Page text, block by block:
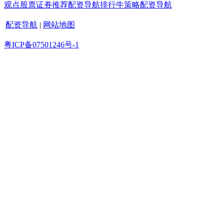
观点股票证券推荐配资导航排行牛策略配资导航
配资导航 | 网站地图
粤ICP备07501246号-1